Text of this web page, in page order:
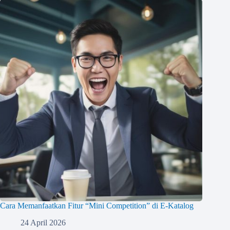
Cara Memanfaatkan Fitur “Mini Competition” di E-Katalog
24 April 2026